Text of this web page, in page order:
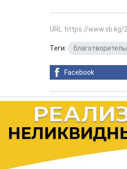
URL: https://www.vb.kg/
Теги:
Facebook